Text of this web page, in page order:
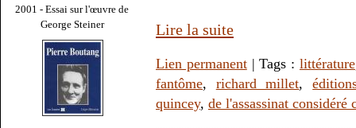
2001 - Essai sur l'œuvre de
George Steiner
Lire la suite
Lien permanent| Tags : littérature
fantôme, richard millet,
quincey, de l'assassinat considéré